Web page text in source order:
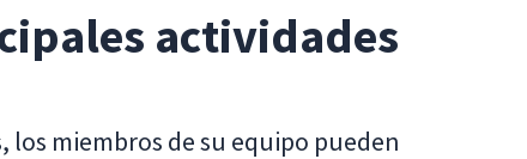
actividades
los miembros de su equipo pueden